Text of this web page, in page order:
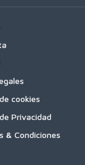
cookies
Privacidad
& Condiciones